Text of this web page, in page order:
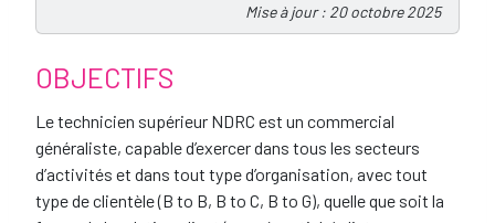
Mise à jour : 20 octobre 2025
OBJECTIFS
Le technicien supérieur NDRC est un commercial
généraliste, capable d’exercer dans tous les secteurs
d’activités et dans tout type d’organisation, avec tout
type de clientèle (B to B, B to C, B to G), quelle que soit la